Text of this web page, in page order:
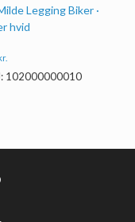
Legging Biker ·
hvid
kr.
102000000010